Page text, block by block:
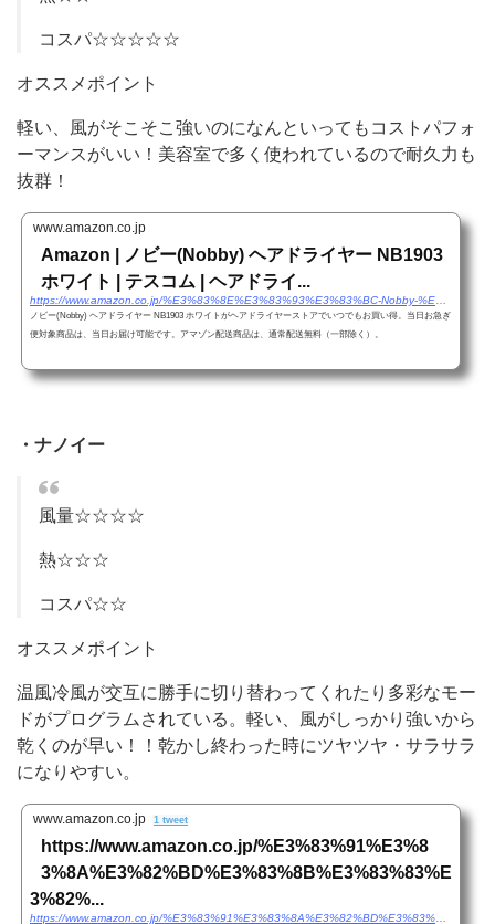
コスパ☆☆☆☆☆
オススメポイント
軽い、風がそこそこ強いのになんといってもコストパフォ
ーマンスがいい！美容室で多く使われているので耐久力も
抜群！
www.amazon.co.jp
Amazon | ノビー(Nobby) ヘアドライヤー NB1903
ホワイト | テスコム | ヘアドライ...
ノビー(Nobby) ヘアドライヤー NB1903 ホワイトがヘアドライヤーストアでいつでもお買い得。当日お急ぎ
便対象商品は、当日お届け可能です。アマゾン配送商品は、通常配送無料（一部除く）。
・ナノイー
風量☆☆☆☆
熱☆☆☆
コスパ☆☆
オススメポイント
温風冷風が交互に勝手に切り替わってくれたり多彩なモー
ドがプログラムされている。軽い、風がしっかり強いから
乾くのが早い！！乾かし終わった時にツヤツヤ・サラサラ
になりやすい。
www.amazon.co.jp 1 tweet
https://www.amazon.co.jp/%E3%83%91%E3%8
3%8A%E3%82%BD%E3%83%8B%E3%83%83%E
3%82%...